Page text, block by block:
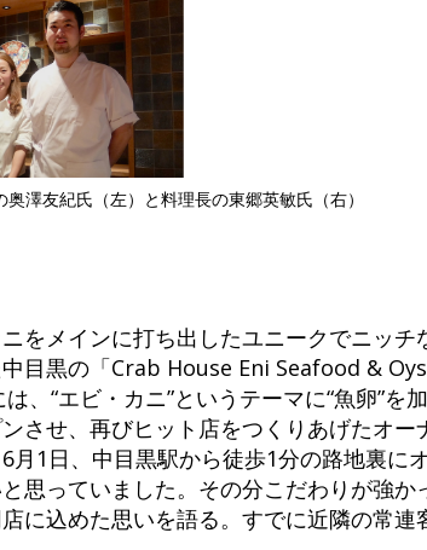
奥澤友紀氏（左）と料理長の東郷英敏氏（右）
をメインに打ち出したユニークでニッ
中目黒の「Crab House Eni Seafood &
、“エビ・カニ”というテーマに“魚卵”を
させ、再びヒット店をつくりあげたオ
月1日、中目黒駅から徒歩1分の路地裏に
思っていました。その分こだわりが強
に込めた思いを語る。すでに近隣の常連